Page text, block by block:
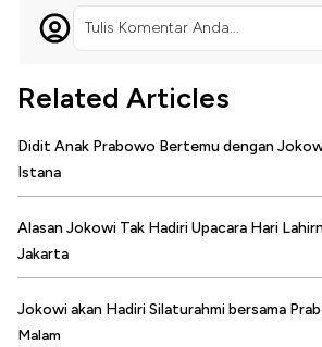
Tulis Komentar Anda...
Related Articles
Didit Anak Prabowo Bertemu dengan
Istana
Alasan Jokowi Tak Hadiri Upacara Hari
Jakarta
Jokowi akan Hadiri Silaturahmi bersama
Malam